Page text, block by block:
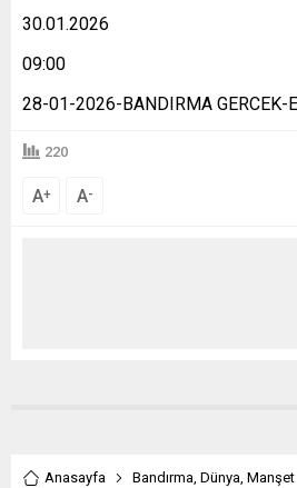
30.01.2026
09:00
28-01-2026-BANDIRMA GERCEK-
220
A+ A-
Anasayfa Bandırma, Dünya, Manşet